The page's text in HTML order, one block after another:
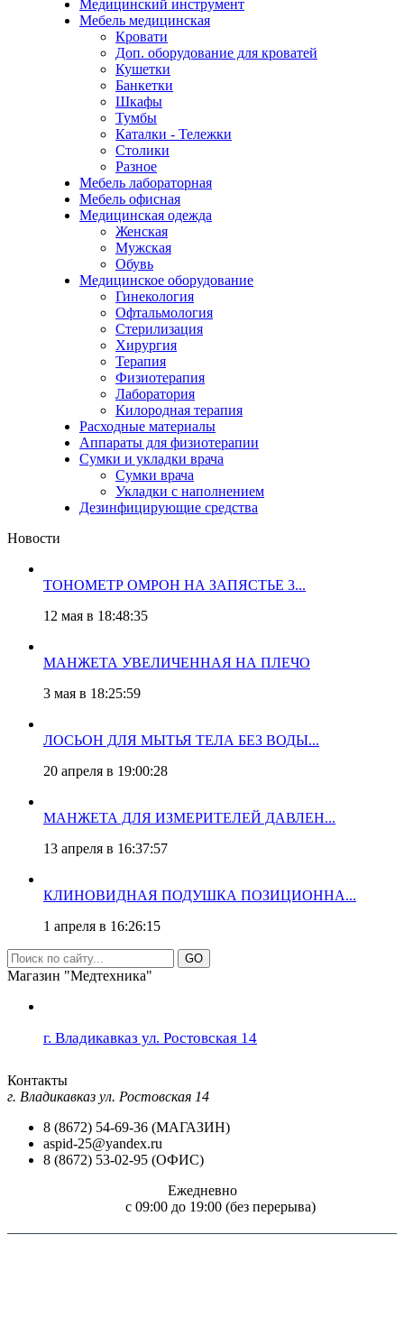
Медицинский инструмент
Мебель медицинская
Кровати
Доп. оборудование для кроватей
Кушетки
Банкетки
Шкафы
Тумбы
Каталки - Тележки
Столики
Разное
Мебель лабораторная
Мебель офисная
Медицинская одежда
Женская
Мужская
Обувь
Медицинское оборудование
Гинекология
Офтальмология
Стерилизация
Хирургия
Терапия
Физиотерапия
Лаборатория
Килородная терапия
Расходные материалы
Аппараты для физиотерапии
Сумки и укладки врача
Сумки врача
Укладки с наполнением
Дезинфицирующие средства
Новости
ТОНОМЕТР ОМРОН НА ЗАПЯСТЬЕ 3...
12 мая в 18:48:35
МАНЖЕТА УВЕЛИЧЕННАЯ НА ПЛЕЧО
3 мая в 18:25:59
ЛОСЬОН ДЛЯ МЫТЬЯ ТЕЛА БЕЗ ВОДЫ...
20 апреля в 19:00:28
МАНЖЕТА ДЛЯ ИЗМЕРИТЕЛЕЙ ДАВЛЕН...
13 апреля в 16:37:57
КЛИНОВИДНАЯ ПОДУШКА ПОЗИЦИОННА...
1 апреля в 16:26:15
GO
Магазин "Медтехника"
г. Владикавказ ул. Ростовская 14
Контакты
г. Владикавказ ул. Ростовская 14
8 (8672) 54-69-36 (МАГАЗИН)
aspid-25@yandex.ru
8 (8672) 53-02-95 (ОФИС)
Ежедневно
c 09:00 до 19:00 (без перерыва)